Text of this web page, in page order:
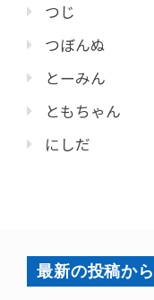
つじ
つぼんぬ
とーみん
ともちゃん
にしだ
最新の投稿から